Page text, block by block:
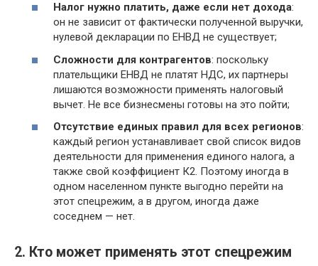
Налог нужно платить, даже если нет дохода:
он не зависит от фактически полученной выручки,
нулевой декларации по ЕНВД не существует;
Сложности для контрагентов: поскольку
плательщики ЕНВД не платят НДС, их партнеры
лишаются возможности применять налоговый
вычет. Не все бизнесмены готовы на это пойти;
Отсутствие единых правил для всех регионов:
каждый регион устанавливает свой список видов
деятельности для применения единого налога, а
также свой коэффициент К2. Поэтому иногда в
одном населенном пункте выгодно перейти на
этот спецрежим, а в другом, иногда даже
соседнем — нет.
2. Кто может применять этот спецрежим